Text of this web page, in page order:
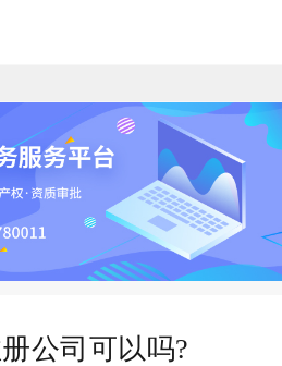
公司可以吗?